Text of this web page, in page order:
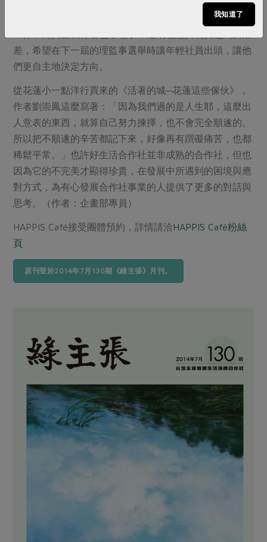
輕人相較更清楚合作社發展的方向，但理事本身都有正職
差，希望在下一屆的理監事選舉時讓年輕社員出頭，讓他
們更自主地決定方向。
從花蓮小一點洋行買來的《活著的城─花蓮這些傢伙》，
作者劉崇鳳這麼寫著：「因為我們過的是人生耶，這麼出
人意表的東西，就算自己努力揀擇，也不會完全順遂的。
所以把不順遂的辛苦都記下來，好像再有躓礙痛苦，也都
稀鬆平常。」也許好生活合作社並非成熟的合作社，但也
因為它的不完美才顯得珍貴，在發展中所遇到的困境與應
對方式，為有心發展合作社事業的人提供了更多的對話與
思考。（作者：企畫部專員）
HAPPIS Café接受團體預約，詳情請洽HAPPIS Café粉絲
頁
原刊登於2014年7月130期《綠主張》月刊。
我知道了